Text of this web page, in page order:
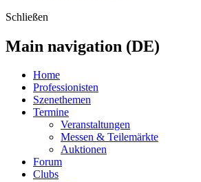
Schließen
Main navigation (DE)
Home
Professionisten
Szenethemen
Termine
Veranstaltungen
Messen & Teilemärkte
Auktionen
Forum
Clubs